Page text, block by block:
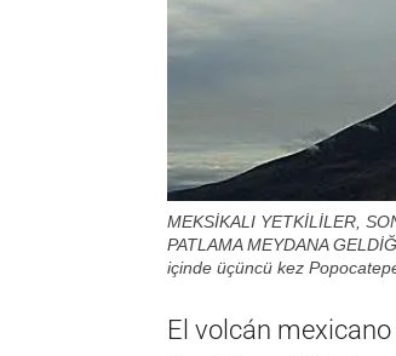
MEKSİKALI YETKİLİLER,
PATLAMA MEYDANA
içinde üçüncü kez
El volcán